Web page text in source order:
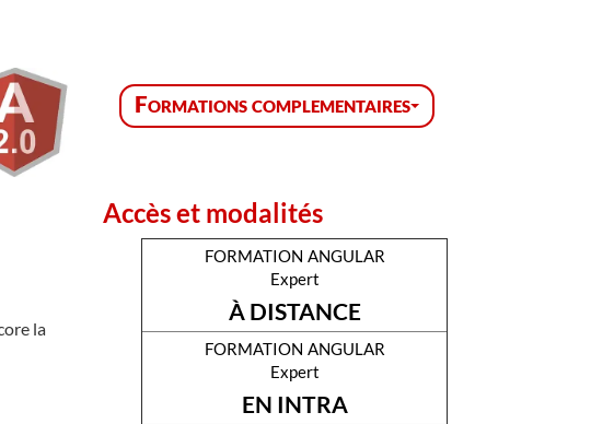
Formations complementaires
la
Accès et modalités
formation angular
Expert
À DISTANCE
formation angular
Expert
EN INTRA